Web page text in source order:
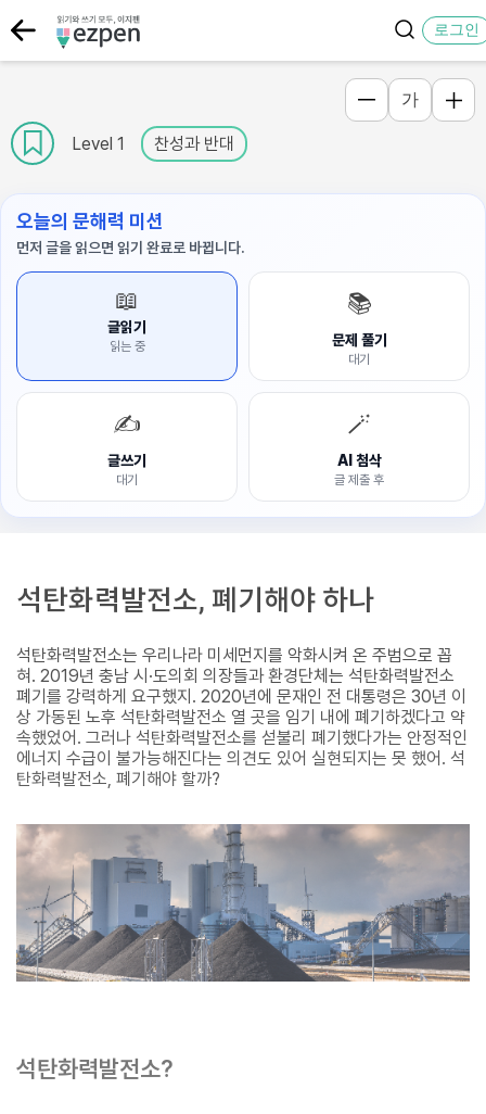
로그인
Level 1 찬성과 반대
가
오늘의 문해력 미션
먼저 글을 읽으면 읽기 완료로 바뀝니다.
📖
글읽기
읽는 중
📚
문제 풀기
대기
✍️
글쓰기
대기
🪄
AI 첨삭
글 제출 후
석탄화력발전소, 폐기해야 하나
석탄화력발전소는 우리나라 미세먼지를 악화시켜 온 주범으로 꼽
혀. 2019년 충남 시·도의회 의장들과 환경단체는 석탄화력발전소
폐기를 강력하게 요구했지. 2020년에 문재인 전 대통령은 30년 이
상 가동된 노후 석탄화력발전소 열 곳을 임기 내에 폐기하겠다고 약
속했었어. 그러나 석탄화력발전소를 섣불리 폐기했다가는 안정적인
에너지 수급이 불가능해진다는 의견도 있어 실현되지는 못 했어. 석
탄화력발전소, 폐기해야 할까?
석탄화력발전소?